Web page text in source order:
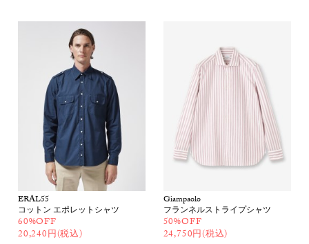
ERAL55
コットン エポレットシャツ
60%OFF
20,240円(税込)
Giampaolo
フランネルストライプシャツ
50%OFF
24,750円(税込)